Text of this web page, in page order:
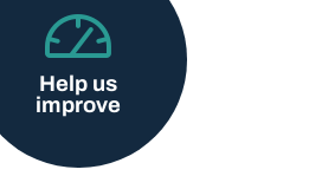
Help us
improve